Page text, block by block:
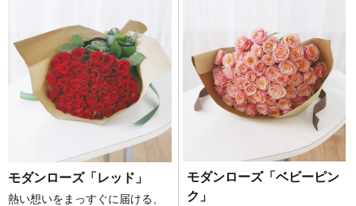
モダンローズ「レッド」
熱い想いをまっすぐに届ける、
モダンローズ「ベビーピン
ク」